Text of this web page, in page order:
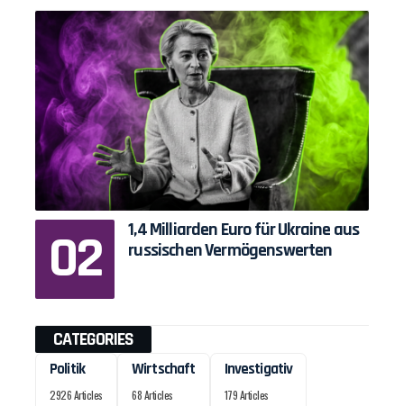
1,4 Milliarden Euro für Ukraine aus
russischen Vermögenswerten
CATEGORIES
Politik
2926 Articles
Wirtschaft
68 Articles
Investigativ
179 Articles